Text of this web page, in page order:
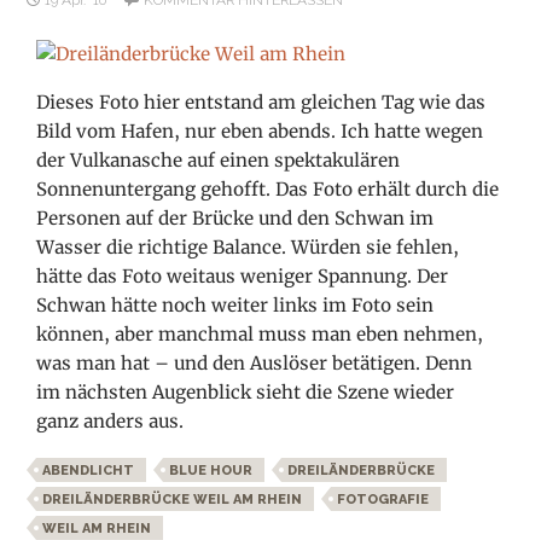
Dieses Foto hier entstand am gleichen Tag wie das
Bild vom Hafen, nur eben abends. Ich hatte wegen
der Vulkanasche auf einen spektakulären
Sonnenuntergang gehofft. Das Foto erhält durch die
Personen auf der Brücke und den Schwan im
Wasser die richtige Balance. Würden sie fehlen,
hätte das Foto weitaus weniger Spannung. Der
Schwan hätte noch weiter links im Foto sein
können, aber manchmal muss man eben nehmen,
was man hat – und den Auslöser betätigen. Denn
im nächsten Augenblick sieht die Szene wieder
ganz anders aus.
ABENDLICHT BLUE HOUR
DREILÄNDERBRÜCKE
DREILÄNDERBRÜCKE WEIL AM RHEIN
FOTOGRAFIE
WEIL AM RHEIN